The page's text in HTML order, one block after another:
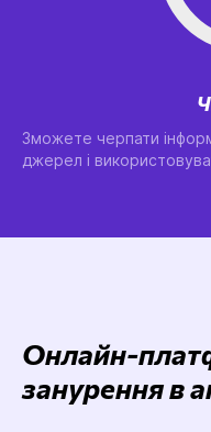
Зможете черпати
джерел і
Онлайн-
занурення в